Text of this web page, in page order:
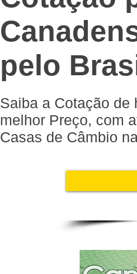
pelo
Saiba a Cotação de
melhor Preço, com
Casas de Câmbio